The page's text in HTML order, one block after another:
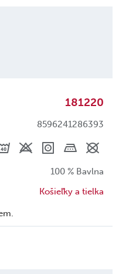
181220
8596241286393
100 % Bavlna
Košieľky a tielka